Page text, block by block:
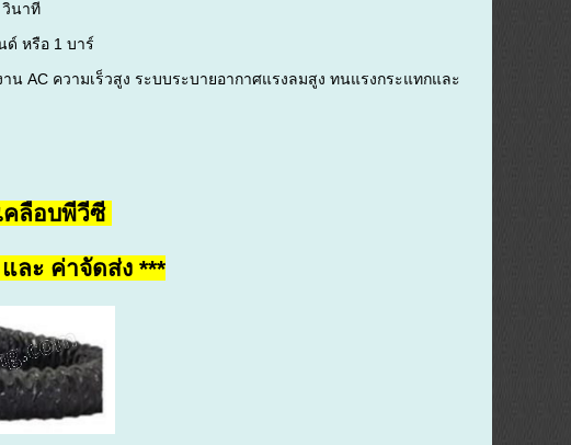
วินาที
ด์ หรือ 1 บาร์
น AC ความเร็วสูง ระบบระบายอากาศแรงลมสูง ทนแรงกระแทกและ
คลือบพีวีซี
ละ ค่าจัดส่ง ***